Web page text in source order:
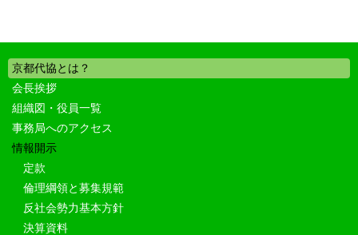
京都代協とは？
会長挨拶
組織図・役員一覧
事務局へのアクセス
情報開示
定款
倫理綱領と募集規範
反社会勢力基本方針
決算資料